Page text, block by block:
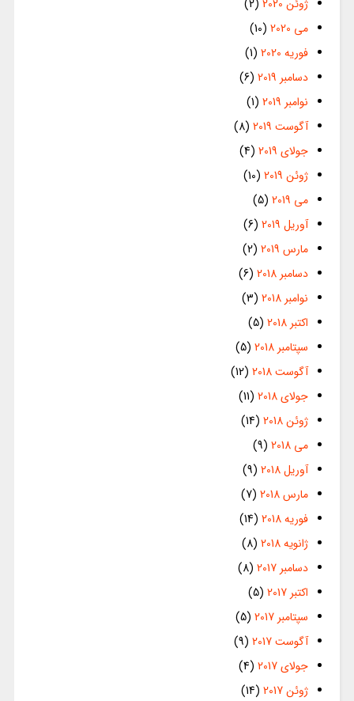
ژوئن 2020
(2)
می 2020
(10)
فوریه 2020
(1)
دسامبر 2019
(6)
نوامبر 2019
(1)
آگوست 2019
(8)
جولای 2019
(4)
ژوئن 2019
(10)
می 2019
(5)
آوریل 2019
(6)
مارس 2019
(2)
دسامبر 2018
(6)
نوامبر 2018
(3)
اکتبر 2018
(5)
سپتامبر 2018
(5)
آگوست 2018
(12)
جولای 2018
(11)
ژوئن 2018
(14)
می 2018
(9)
آوریل 2018
(9)
مارس 2018
(7)
فوریه 2018
(14)
ژانویه 2018
(8)
دسامبر 2017
(8)
اکتبر 2017
(5)
سپتامبر 2017
(5)
آگوست 2017
(9)
جولای 2017
(4)
ژوئن 2017
(14)